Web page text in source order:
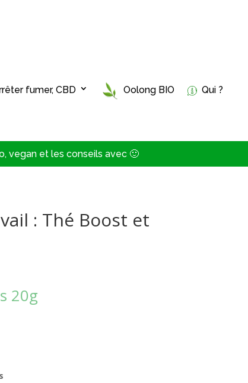
fumer, CBD Oolong BIO Qui ?
vegan et les conseils avec 🙂
: Thé Boost et
20g